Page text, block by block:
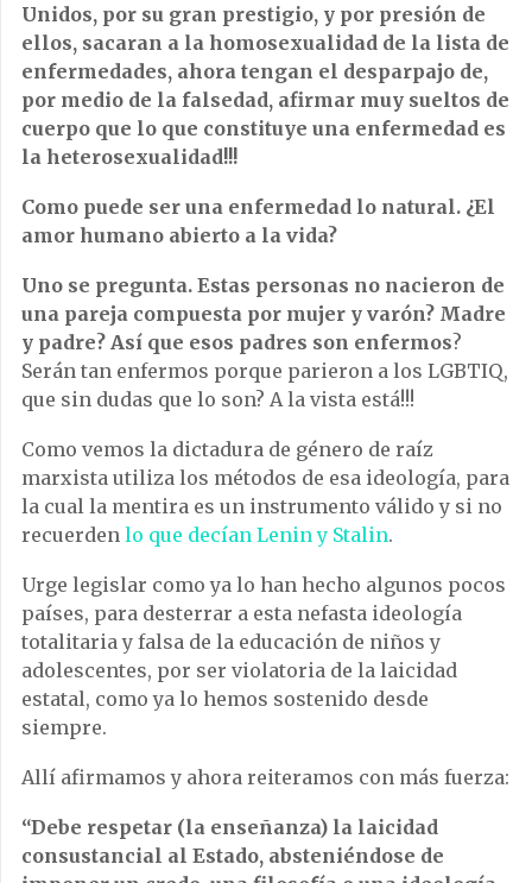
Unidos, por su gran prestigio, y por presión de
ellos, sacaran a la homosexualidad de la lista de
enfermedades, ahora tengan el desparpajo de,
por medio de la falsedad, afirmar muy sueltos de
cuerpo que lo que constituye una enfermedad es
la heterosexualidad!!!
Como puede ser una enfermedad lo natural. ¿El
amor humano abierto a la vida?
Uno se pregunta. Estas personas no nacieron de
una pareja compuesta por mujer y varón? Madre
y padre? Así que esos padres son enfermos?
Serán tan enfermos porque parieron a los LGBTIQ,
que sin dudas que lo son? A la vista está!!!
Como vemos la dictadura de género de raíz
marxista utiliza los métodos de esa ideología, para
la cual la mentira es un instrumento válido y si no
recuerden lo que decían Lenin y Stalin.
Urge legislar como ya lo han hecho algunos pocos
países, para desterrar a esta nefasta ideología
totalitaria y falsa de la educación de niños y
adolescentes, por ser violatoria de la laicidad
estatal, como ya lo hemos sostenido desde
siempre.
Allí afirmamos y ahora reiteramos con más fuerza:
“Debe respetar (la enseñanza) la laicidad
consustancial al Estado, absteniéndose de